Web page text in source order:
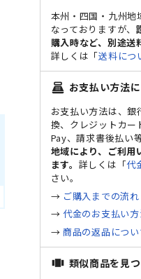
本州・四国・九州地
なっておりますが、
購入時など、別途送
詳しくは「送料につ
point_of_sale お支払い方法
お支払い方法は、
換、クレジットカ
Pay、請求書後払い
地域により、ご利用
ます。 詳しくは「代
さい。
→ ご購入までの流れ
→代金のお支払い
→ 商品の返品につい
view_carousel 類似商品を見